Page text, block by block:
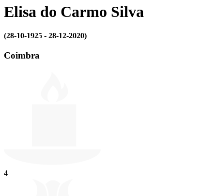
Elisa do Carmo Silva
(28-10-1925 - 28-12-2020)
Coimbra
4